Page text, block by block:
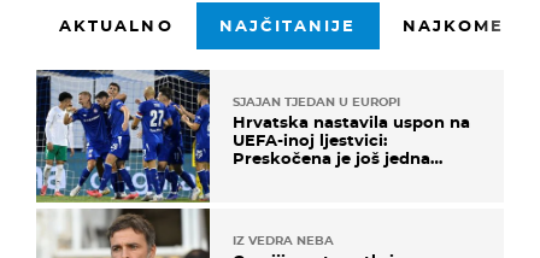
AKTUALNO NAJČITANIJE
SJAJAN TJEDAN U EUROPI
Hrvatska nastavila uspon na
UEFA-inoj ljestvici:
Preskočena je još jedna
IZ VEDRA NEBA